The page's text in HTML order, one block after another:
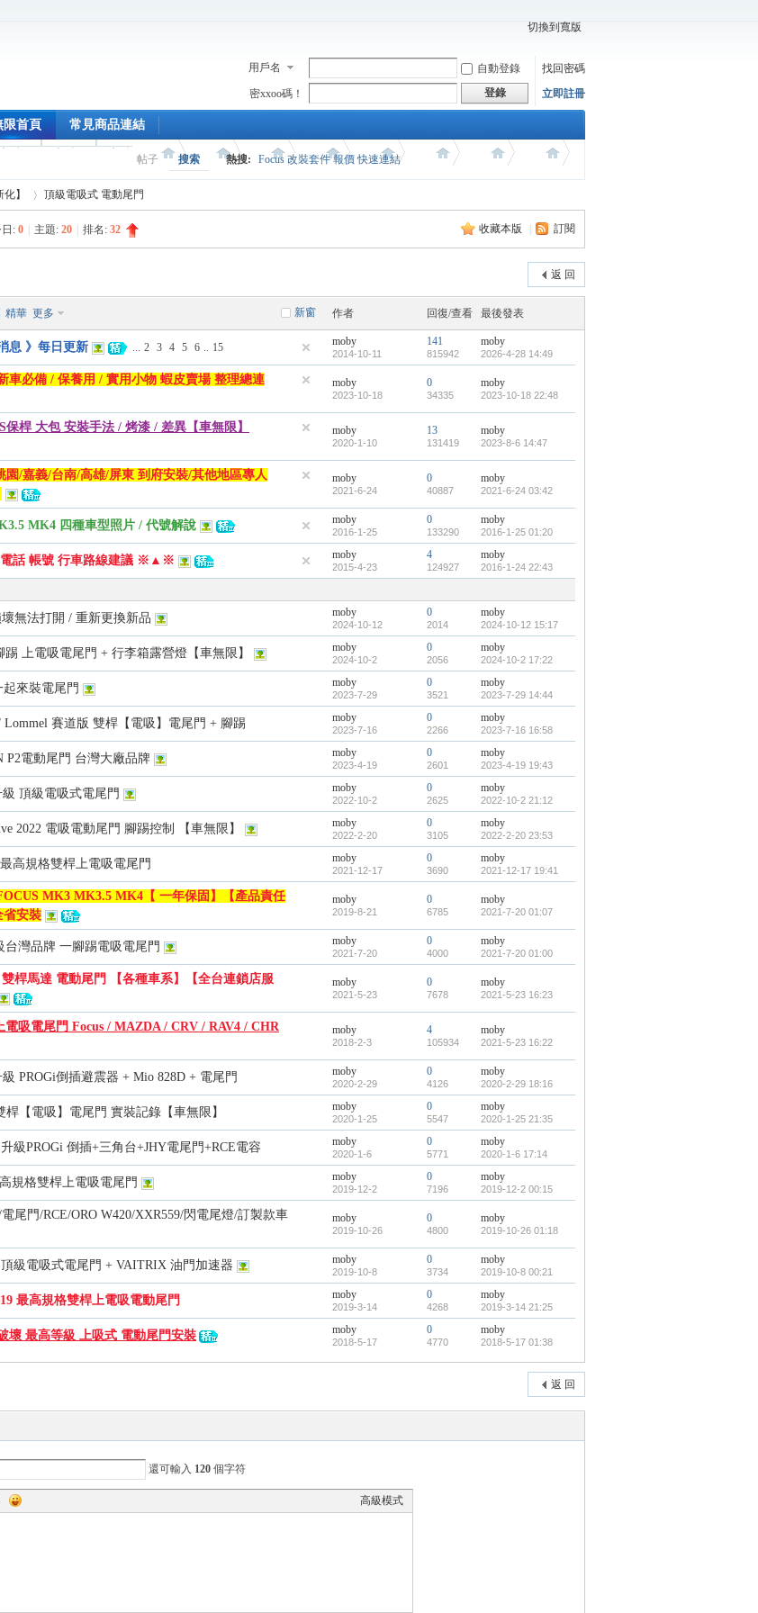
切換到寬版
用戶名 自動登錄
找回密碼
密xxoo碼！
登錄 立即註冊
限首頁 常見商品連結
帖子 搜索 熱搜: Focus 改裝套件 報價 快速連結
】 頂級電吸式 電動尾門
收藏本版 訂閱
: 0 主題: 20 排名: 32
返 回
新窗
精華 更多 作者 回復/查看 最後發表
息 》每日更新 ... 2 3 4 5 6 .. 15 moby
2014-10-11
141
815942
moby
2026-4-28 14:49
車必備 / 保養用 / 實用小物 蝦皮賣場 整理總連
moby
2023-10-18
0
34335
moby
2023-10-18 22:48
桿 大包 安裝手法 / 烤漆 / 差異【車無限】
moby
2020-1-10
13
131419
moby
2023-8-6 14:47
園/嘉義/台南/高雄/屏東 到府安裝/其他地區專人
moby
2021-6-24
0
40887
moby
2021-6-24 03:42
MK4 四種車型照片 / 代號解說 moby
2016-1-25
0
133290
moby
2016-1-25 01:20
話 帳號 行車路線建議 ※▲※ moby
2015-4-23
4
124927
moby
2016-1-24 22:43
無法打開 / 重新更換新品 moby
2024-10-12
0
2014
moby
2024-10-12 15:17
踢 上電吸電尾門 + 行李箱露營燈【車無限】 moby
2024-10-2
0
2056
moby
2024-10-2 17:22
起來裝電尾門 moby
2023-7-29
0
3521
moby
2023-7-29 14:44
Lommel 賽道版 雙桿【電吸】電尾門 + 腳踢 moby
2023-7-16
0
2266
moby
2023-7-16 16:58
P2電動尾門 台灣大廠品牌 moby
2023-4-19
0
2601
moby
2023-4-19 19:43
頂級電吸式電尾門 moby
2022-10-2
0
2625
moby
2022-10-2 21:12
2022 電吸電動尾門 腳踢控制 【車無限】 moby
2022-2-20
0
3105
moby
2022-2-20 23:53
最高規格雙桿上電吸電尾門 moby
2021-12-17
0
3690
moby
2021-12-17 19:41
MK3 MK3.5 MK4【 一年保固】【產品責任
省安裝
moby
2019-8-21
0
6785
moby
2021-7-20 01:07
台灣品牌 一腳踢電吸電尾門 moby
2021-7-20
0
4000
moby
2021-7-20 01:00
桿馬達 電動尾門 【各種車系】【全台連鎖店服
moby
2021-5-23
0
7678
moby
2021-5-23 16:23
電吸電尾門 Focus / MAZDA / CRV / RAV4 / CHR
moby
2018-2-3
4
105934
moby
2021-5-23 16:22
PROGi倒插避震器 + Mio 828D + 電尾門 moby
2020-2-29
0
4126
moby
2020-2-29 18:16
桿【電吸】電尾門 實裝記錄【車無限】 moby
2020-1-25
0
5547
moby
2020-1-25 21:35
級PROGi 倒插+三角台+JHY電尾門+RCE電容 moby
2020-1-6
0
5771
moby
2020-1-6 17:14
規格雙桿上電吸電尾門 moby
2019-12-2
0
7196
moby
2019-12-2 00:15
尾門/RCE/ORO W420/XXR559/閃電尾燈/訂製款車
moby
2019-10-26
0
4800
moby
2019-10-26 01:18
級電吸式電尾門 + VAITRIX 油門加速器 moby
2019-10-8
0
3734
moby
2019-10-8 00:21
最高規格雙桿上電吸電動尾門 moby
2019-3-14
0
4268
moby
2019-3-14 21:25
壞 最高等級 上吸式 電動尾門安裝 moby
2018-5-17
0
4770
moby
2018-5-17 01:38
返 回
還可輸入 120 個字符
高級模式